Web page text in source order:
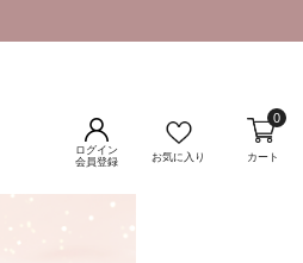
ログイン
会員登録
お気に入り カート
0